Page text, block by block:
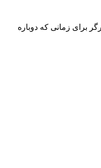
برای زمانی که دوباره